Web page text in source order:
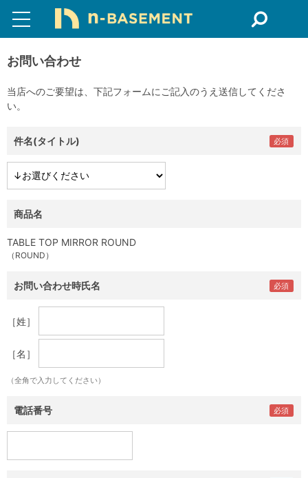
お問い合わせ
当店へのご要望は、下記フォームにご記入のうえ送信してくださ
い。
件名(タイトル)
商品名
TABLE TOP MIRROR ROUND
（ROUND）
お問い合わせ時氏名
［姓］
［名］
（全角で入力してください）
電話番号